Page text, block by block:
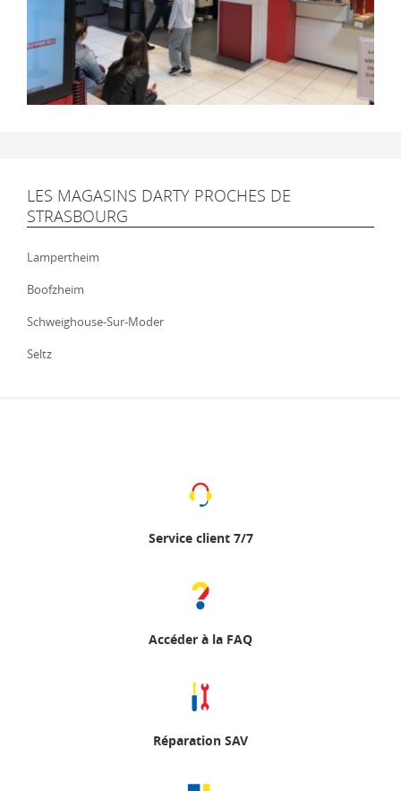
LES MAGASINS DARTY PROCHES DE
STRASBOURG
Lampertheim
Boofzheim
Schweighouse-Sur-Moder
Seltz
Service client 7/7
Accéder à la FAQ
Réparation SAV